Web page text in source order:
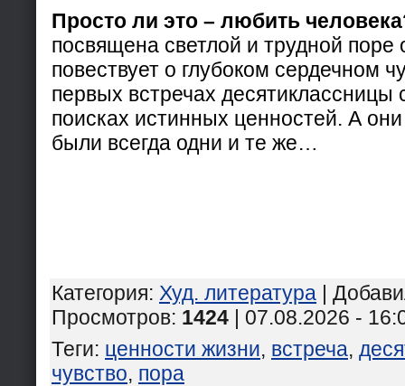
Просто ли это – любить
посвящена светлой и трудной поре
повествует о глубоком сердечном
первых встречах десятиклассницы
поисках истинных ценностей. А
были всегда одни и те же…
Категория: Худ. литература |
Просмотров: 1424 | 07.08.2026 -
Теги: ценности жизни, встреча,
чувство, пора